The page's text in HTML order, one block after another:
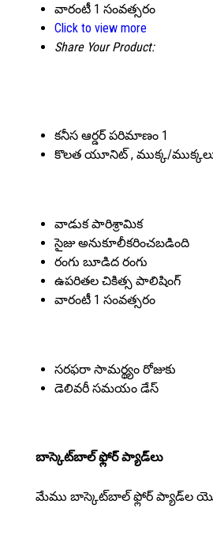
వారంటీ 1 సంవత్సరం
Click to view more
Share Your Product:
కనీస ఆర్డర్ పరిమాణం 1
కొలత యూనిట్ , ముక్క/
వాడుక పారిశ్రామిక
సైజు అనుకూలీకరించబడింది
రంగు బూడిద రంగు
ఉపరితల చికిత్స పాలిషింగ్
వారంటీ 1 సంవత్సరం
సరఫరా సామర్థ్యం రోజుకు
డెలివరీ సమయం డేస్
బాస్కెట్‌బాల్ ఫ్లోర్ ప్యాడ్‌లు
మేము బాస్కెట్‌బాల్ ఫ్లోర్ ప్యాడ్‌ల